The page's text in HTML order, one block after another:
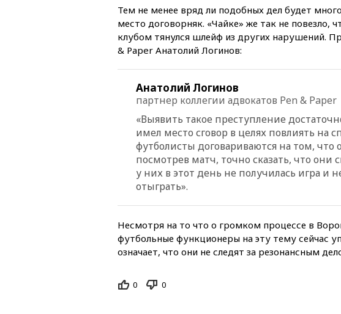
Тем не менее вряд ли подобных дел будет
место договорняк. «Чайке» же так не повезло,
клубом тянулся шлейф из других нарушений.
& Paper Анатолий Логинов:
Анатолий Логинов
партнер коллегии адвокатов Pen & Paper
«Выявить такое преступление
имел место сговор в целях повлиять на
футболисты договариваются на том, что
посмотрев матч, точно сказать, что они
у них в этот день не получилась игра и
отыграть».
Несмотря на то что о громком процессе в
футбольные функционеры на эту тему сейчас
означает, что они не следят за резонансным
0 0